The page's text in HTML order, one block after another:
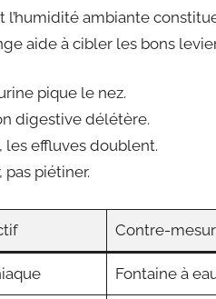
l’humidité ambiante
aide à cibler les bons
pique le nez.
digestive délétère.
les effluves doublent.
pas piétiner.
Contre-
Fontaine à